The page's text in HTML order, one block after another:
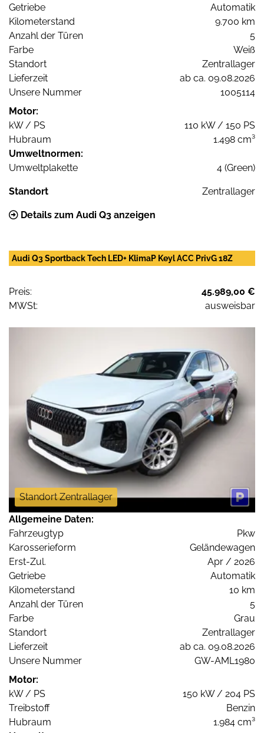
Getriebe
Automatik
Kilometerstand
9.700 km
Anzahl der Türen
5
Farbe
Weiß
Standort
Zentrallager
Lieferzeit
ab ca. 09.08.2026
Unsere Nummer
1005114
Motor:
kW / PS
110 kW / 150 PS
Hubraum
1.498 cm³
Umweltnormen:
Umweltplakette
4 (Green)
Standort Zentrallager
Details zum Audi Q3 anzeigen
Audi Q3 Sportback Tech LED+ KlimaP Keyl ACC PrivG 18Z
Preis:
45.989,00 €
MWSt:
ausweisbar
Standort Zentrallager
Allgemeine Daten:
Fahrzeugtyp
Pkw
Karosserieform
Geländewagen
Erst-Zul.
Apr / 2026
Getriebe
Automatik
Kilometerstand
10 km
Anzahl der Türen
5
Farbe
Grau
Standort
Zentrallager
Lieferzeit
ab ca. 09.08.2026
Unsere Nummer
GW-AML1980
Motor:
kW / PS
150 kW / 204 PS
Treibstoff
Benzin
Hubraum
1.984 cm³